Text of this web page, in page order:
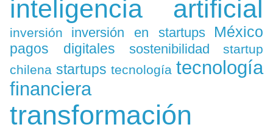
inteligencia artificial
inversión inversión en startups México
pagos digitales sostenibilidad
startup
chilena startups tecnología tecnología
financiera
transformación